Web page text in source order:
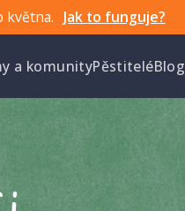
května. Jak to funguje?
a komunityPěstiteléBlog